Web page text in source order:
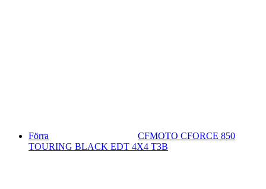
Förra
CFMOTO CFORCE 850
TOURING BLACK EDT 4X4 T3B